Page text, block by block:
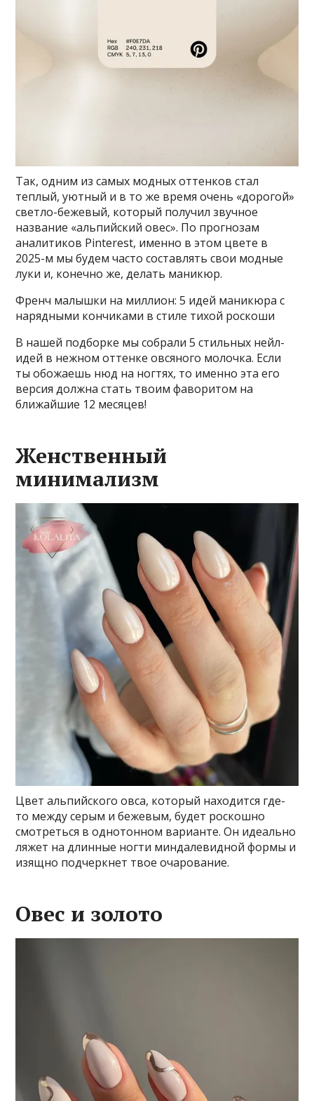
Так, одним из самых модных оттенков стал
теплый, уютный и в то же время очень «дорогой»
светло-бежевый, который получил звучное
название «альпийский овес». По прогнозам
аналитиков Pinterest, именно в этом цвете в
2025-м мы будем часто составлять свои модные
луки и, конечно же, делать маникюр.
Френч малышки на миллион: 5 идей маникюра с
нарядными кончиками в стиле тихой роскоши
В нашей подборке мы собрали 5 стильных нейл-
идей в нежном оттенке овсяного молочка. Если
ты обожаешь нюд на ногтях, то именно эта его
версия должна стать твоим фаворитом на
ближайшие 12 месяцев!
Женственный
минимализм
Цвет альпийского овса, который находится где-
то между серым и бежевым, будет роскошно
смотреться в однотонном варианте. Он идеально
ляжет на длинные ногти миндалевидной формы и
изящно подчеркнет твое очарование.
Овес и золото